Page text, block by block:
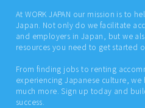
At WORK JAPAN our mission is to
Japan. Not only do we facilitate
and employers in Japan, but we
resources you need to get started
From finding jobs to renting
experiencing Japanese culture,
much more. Sign up today and
success.